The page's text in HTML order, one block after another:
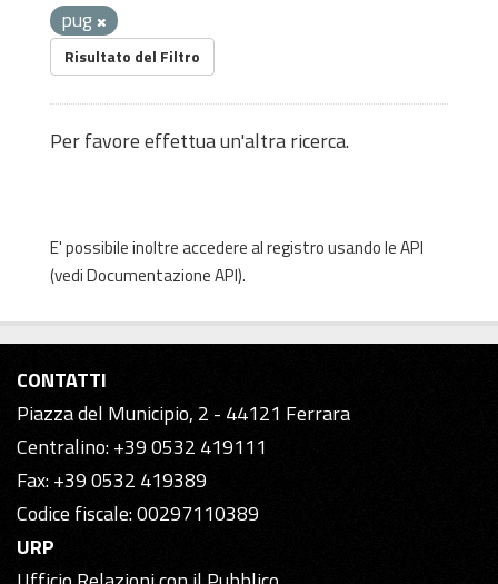
pug
Risultato del Filtro
Per favore effettua un'altra ricerca.
E' possibile inoltre accedere al registro usando leAPI
(vediDocumentazione API).
CONTATTI
Piazza del Municipio, 2 - 44121 Ferrara
Centralino: +39 0532 419111
Fax: +39 0532 419389
Codice fiscale: 00297110389
URP